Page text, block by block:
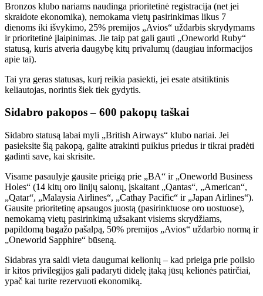
Bronzos klubo nariams naudinga prioritetinė registracija (net jei
skraidote ekonomika), nemokama vietų pasirinkimas likus 7
dienoms iki išvykimo, 25% premijos „Avios“ uždarbis skrydymams
ir prioritetinė įlaipinimas. Jie taip pat gali gauti „Oneworld Ruby“
statusą, kuris atveria daugybę kitų privalumų (daugiau informacijos
apie tai).
Tai yra geras statusas, kurį reikia pasiekti, jei esate atsitiktinis
keliautojas, norintis šiek tiek gydytis.
Sidabro pakopos – 600 pakopų taškai
Sidabro statusą labai myli „British Airways“ klubo nariai. Jei
pasieksite šią pakopą, galite atrakinti puikius priedus ir tikrai pradėti
gadinti save, kai skrisite.
Visame pasaulyje gausite prieigą prie „BA“ ir „Oneworld Business
Holes“ (14 kitų oro linijų salonų, įskaitant „Qantas“, „American“,
„Qatar“, „Malaysia Airlines“, „Cathay Pacific“ ir „Japan Airlines“).
Gausite prioritetinę apsaugos juostą (pasirinktuose oro uostuose),
nemokamą vietų pasirinkimą užsakant visiems skrydžiams,
papildomą bagažo pašalpą, 50% premijos „Avios“ uždarbio normą ir
„Oneworld Sapphire“ būseną.
Sidabras yra saldi vieta daugumai kelionių – kad prieiga prie poilsio
ir kitos privilegijos gali padaryti didelę įtaką jūsų kelionės patirčiai,
ypač kai turite rezervuoti ekonomiką.